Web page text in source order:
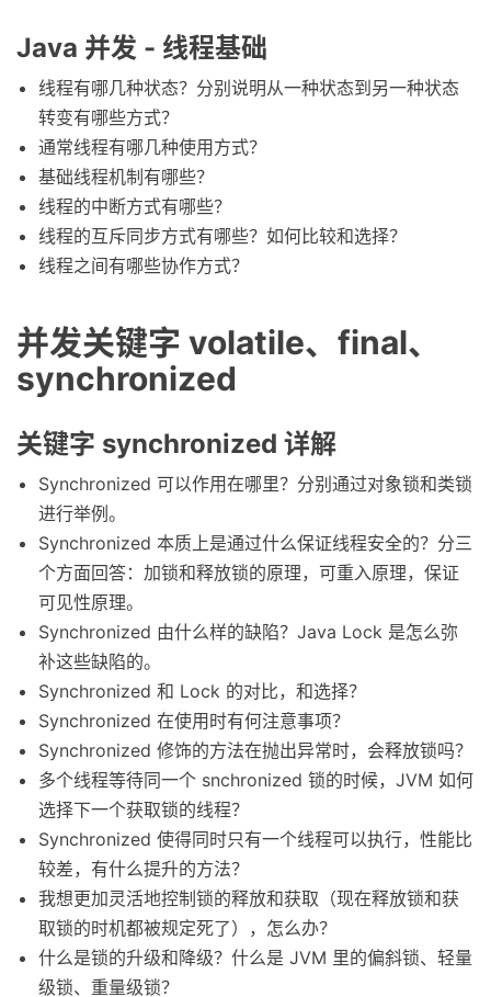
Java 并发 - 线程基础
线程有哪几种状态？分别说明从一种状态到另一种状态
转变有哪些方式？
通常线程有哪几种使用方式？
基础线程机制有哪些？
线程的中断方式有哪些？
线程的互斥同步方式有哪些？如何比较和选择？
线程之间有哪些协作方式？
并发关键字 volatile、final、
synchronized
关键字 synchronized 详解
Synchronized 可以作用在哪里？分别通过对象锁和类锁
进行举例。
Synchronized 本质上是通过什么保证线程安全的？分三
个方面回答：加锁和释放锁的原理，可重入原理，保证
可见性原理。
Synchronized 由什么样的缺陷？Java Lock 是怎么弥
补这些缺陷的。
Synchronized 和 Lock 的对比，和选择？
Synchronized 在使用时有何注意事项？
Synchronized 修饰的方法在抛出异常时，会释放锁吗？
多个线程等待同一个 snchronized 锁的时候，JVM 如何
选择下一个获取锁的线程？
Synchronized 使得同时只有一个线程可以执行，性能比
较差，有什么提升的方法？
我想更加灵活地控制锁的释放和获取（现在释放锁和获
取锁的时机都被规定死了），怎么办？
什么是锁的升级和降级？什么是 JVM 里的偏斜锁、轻量
级锁、重量级锁？